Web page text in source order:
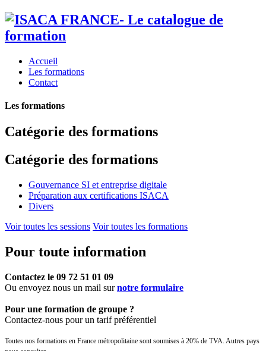
Accueil
Les formations
Contact
Les formations
Catégorie des formations
Catégorie des formations
Gouvernance SI et entreprise digitale
Préparation aux certifications ISACA
Divers
Voir toutes les sessions Voir toutes les formations
Pour toute information
Contactez le 09 72 51 01 09
Ou envoyez nous un mail surnotre formulaire
Pour une formation de groupe ?
Contactez-nous pour un tarif préférentiel
Toutes nos formations en France métropolitaine sont soumises à 20% de TVA. Autres pays